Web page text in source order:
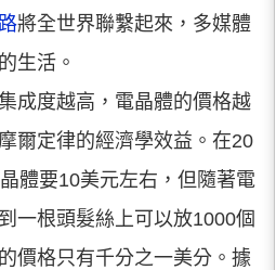
將全世界聯繫起來，多媒體
生活。
成度越高，電晶體的價格越
爾定律的經濟學效益。在20
體要10美元左右，但隨著電
一根頭髮絲上可以放1000個
價格只有千分之一美分。據